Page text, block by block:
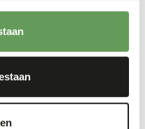
by hiding, stacking
can be feeding
feed enrichment
).